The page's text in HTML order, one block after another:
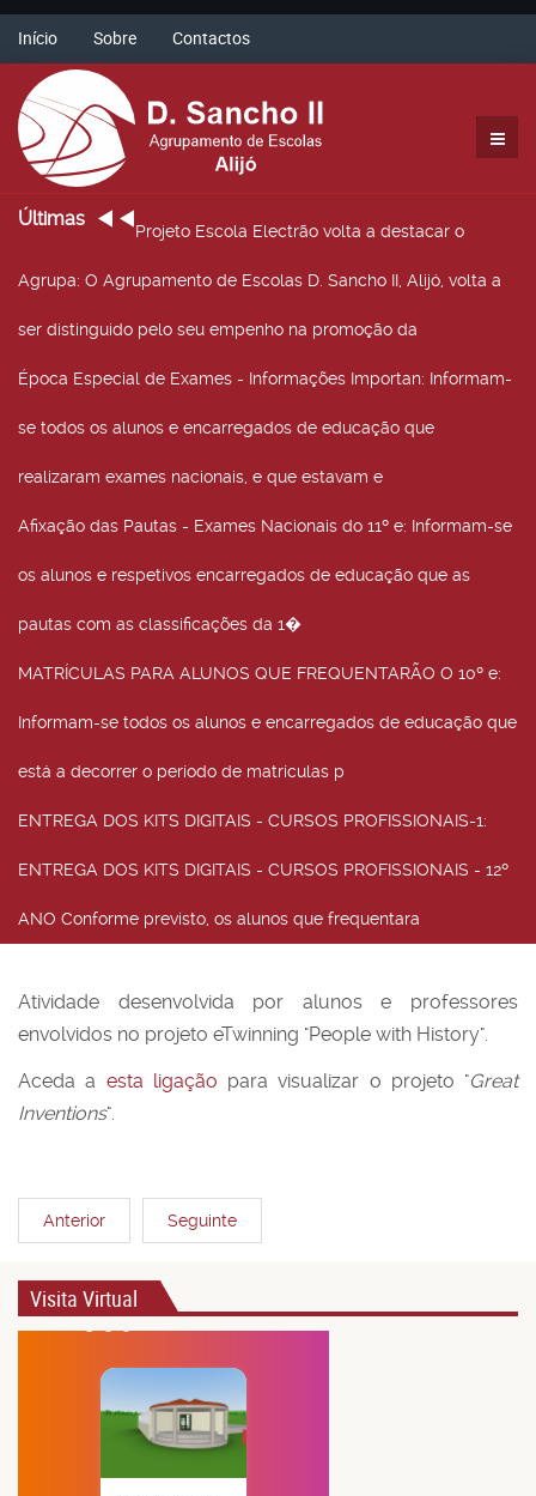
Início Sobre Contactos
Últimas
Projeto Escola Electrão volta a destacar o
Agrupa: O Agrupamento de Escolas D. Sancho II, Alijó, volta a
ser distinguido pelo seu empenho na promoção da
Época Especial de Exames - Informações Importan: Informam-
se todos os alunos e encarregados de educação que
realizaram exames nacionais, e que estavam e
Afixação das Pautas - Exames Nacionais do 11º e: Informam-se
os alunos e respetivos encarregados de educação que as
pautas com as classificações da 1�
MATRÍCULAS PARA ALUNOS QUE FREQUENTARÃO O 10º e:
Informam-se todos os alunos e encarregados de educação que
está a decorrer o período de matrículas p
ENTREGA DOS KITS DIGITAIS - CURSOS PROFISSIONAIS-1:
ENTREGA DOS KITS DIGITAIS - CURSOS PROFISSIONAIS - 12º
ANO Conforme previsto, os alunos que frequentara
Atividade desenvolvida por alunos e professores
envolvidos no projeto eTwinning "People with History".
Aceda a esta ligação para visualizar o projeto "Great
Inventions".
Anterior Seguinte
Visita Virtual